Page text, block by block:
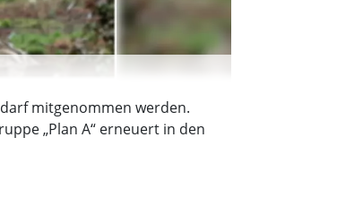
mitgenommen werden.
„Plan A“ erneuert in den